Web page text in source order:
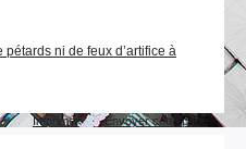
ni de feux d’artifice à
Imprimer Envoyer cette page